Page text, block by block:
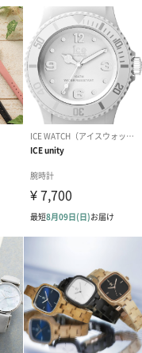
ーティング）
シーンのメッセージカ
変更する場合がありま